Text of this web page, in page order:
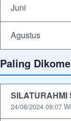
Juni
Agustus
Paling
SILATURAHMI
24/08/2024 09:07